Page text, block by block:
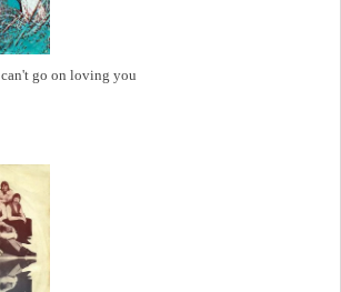
go on loving you